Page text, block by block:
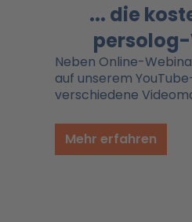
... die
Neben Online-
auf unserem
verschiedene
Mehr erfahren